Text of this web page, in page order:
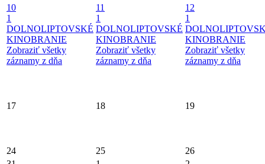
10
1
DOLNOLIPTOVSKÉ
KINOBRANIE
Zobraziť všetky
záznamy z dňa
11
1
DOLNOLIPTOVSKÉ
KINOBRANIE
Zobraziť všetky
záznamy z dňa
12
1
KINOBRANIE
Zobraziť všetky
záznamy z dňa
17 18 19
24 25
26